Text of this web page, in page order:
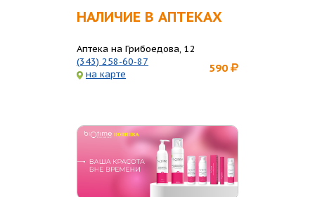
НАЛИЧИЕ В АПТЕКАХ
Аптека на Грибоедова, 12
(343) 258-60-87
на карте
590